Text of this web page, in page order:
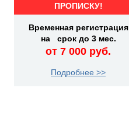
ПРОПИСКУ!
Временная регистрация
на срок до 3 мес.
от 7 000 руб.
Подробнее >>